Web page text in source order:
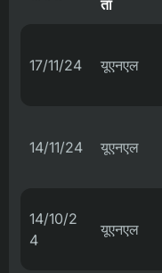
ता
17/11/24 यूएनएल
14/11/24 यूएनएल
14/10/2
4
यूएनएल